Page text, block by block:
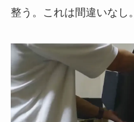
整う。これは間違いなし。